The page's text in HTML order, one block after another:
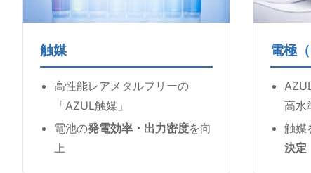
触媒
高性能レアメタルフリーの
「AZUL触媒」
電池の発電効率・出力密度を向
上
電極
高水
触媒
決定